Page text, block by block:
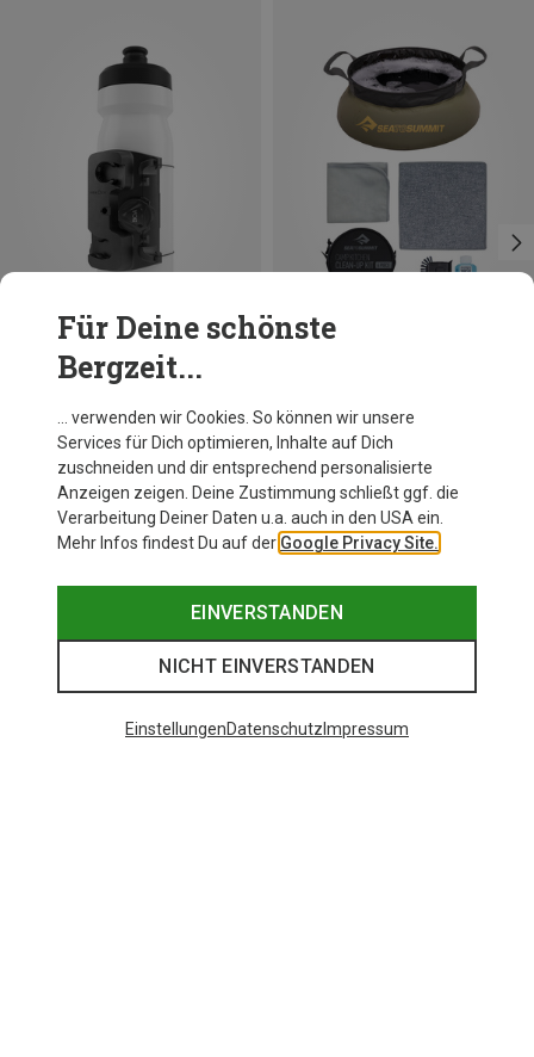
Twist Single Uni Connector
ONE SIZE
Sea to Summit
Camp Kitchen Clean Up Kit
49,95 €
Für Deine schönste
Bergzeit...
… verwenden wir Cookies. So können wir unsere
Services für Dich optimieren, Inhalte auf Dich
zuschneiden und dir entsprechend personalisierte
Anzeigen zeigen. Deine Zustimmung schließt ggf. die
Verarbeitung Deiner Daten u.a. auch in den USA ein.
Mehr Infos findest Du auf der Google Privacy Site.
EINVERSTANDEN
NICHT EINVERSTANDEN
EinstellungenDatenschutz Impressum